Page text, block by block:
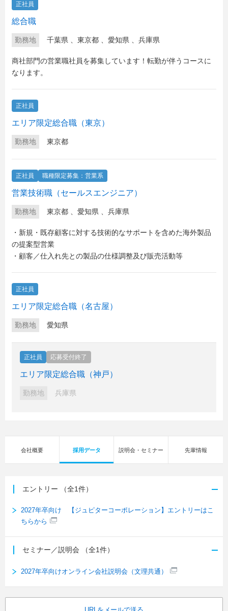
正社員
総合職
勤務地 千葉県 東京都 愛知県 兵庫県
商社部門の営業職社員を募集しています！転勤が伴うコースに
なります。
正社員
エリア限定総合職（東京）
勤務地 東京都
正社員 職種限定募集：営業系
営業技術職（セールスエンジニア）
勤務地 東京都 愛知県 兵庫県
・新規・既存顧客に対する技術的なサポートを含めた海外製品
の提案型営業
・顧客／仕入れ先との製品の仕様調整及び販売活動等
正社員
エリア限定総合職（名古屋）
勤務地 愛知県
正社員 応募受付終了
エリア限定総合職（神戸）
勤務地 兵庫県
会社概要 採用データ 説明会・セミナー 先輩情報
エントリー （全1件）
2027年卒向け 【ジュピターコーポレーション】エントリーはこ
ちらから
セミナー／説明会 （全1件）
2027年卒向けオンライン会社説明会（文理共通）
URLをメールで送る